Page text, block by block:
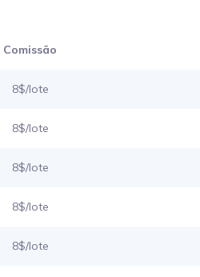
Comissão
8$/lote
8$/lote
8$/lote
8$/lote
8$/lote